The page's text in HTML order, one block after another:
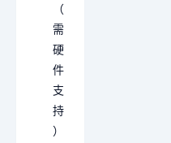
（
需
硬
件
支
持
）